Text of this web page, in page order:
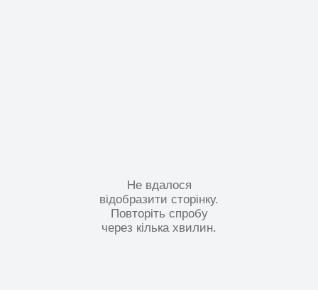
Не вдалося
відобразити сторінку.
Повторіть спробу
через кілька хвилин.